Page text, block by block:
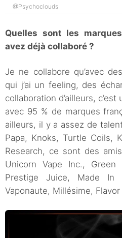
@Psychoclouds
Quelles sont les
avez déjà collaboré ?
Je ne collabore qu’avec
qui j’ai un feeling, des
collaboration d’ailleurs,
avec 95 % de marques
ailleurs, il y a assez de
Papa, Knoks, Turtle Coils,
Research, ce sont des
Unicorn Vape Inc., Green
Prestige Juice, Made In
Vaponaute, Millésime,